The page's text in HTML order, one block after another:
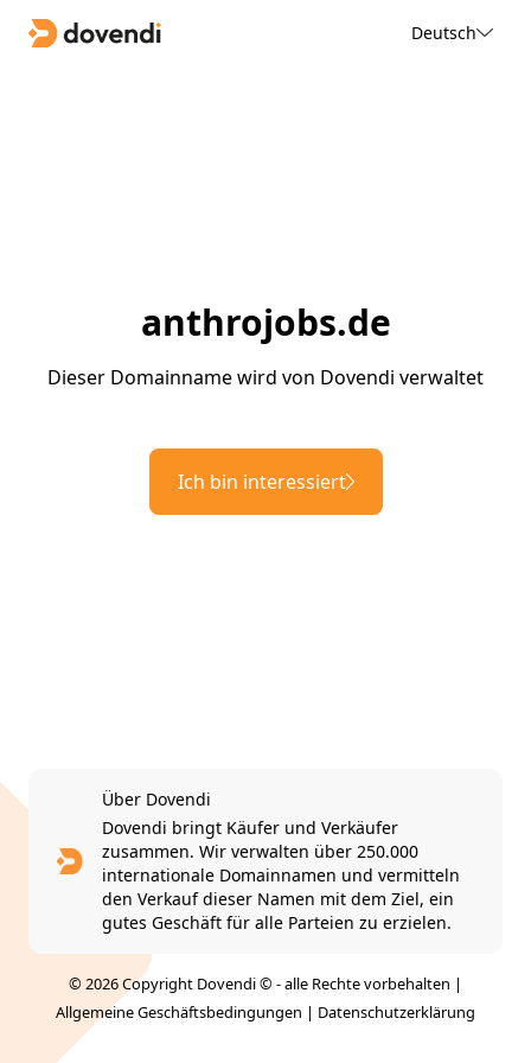
Deutsch
anthrojobs.de
Dieser Domainname wird von Dovendi verwaltet
Ich bin interessiert
Über Dovendi
Dovendi bringt Käufer und Verkäufer
zusammen. Wir verwalten über 250.000
internationale Domainnamen und vermitteln
den Verkauf dieser Namen mit dem Ziel, ein
gutes Geschäft für alle Parteien zu erzielen.
© 2026 Copyright Dovendi © - alle Rechte vorbehalten |
Allgemeine Geschäftsbedingungen | Datenschutzerklärung